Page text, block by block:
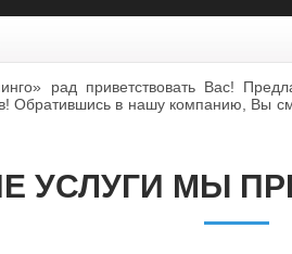
рад приветствовать Вас!
Обратившись в нашу компанию, Вы
УСЛУГИ МЫ